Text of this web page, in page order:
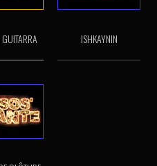
ISHKAYNIN